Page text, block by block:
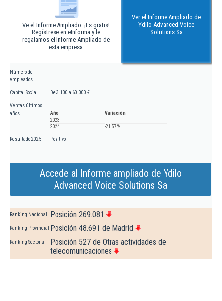
Ve el Informe Ampliado. ¡Es gratis!
Regístrese en eInforma y le
regalamos el Informe Ampliado de
esta empresa
Ver el Informe Ampliado de
Ydilo Advanced Voice
Solutions Sa
Número de
empleados
Capital Social De 3.100 a 60.000 €
Ventas últimos
años
Año
Variación
2023
2024
-21,57 %
Resultado 2025 Positivo
Accede al Informe ampliado de Ydilo
Advanced Voice Solutions Sa
Ranking Nacional Posición 269.081
Ranking Provincial Posición 48.691 de Madrid
Ranking Sectorial
Posición 527 de Otras actividades de
telecomunicaciones